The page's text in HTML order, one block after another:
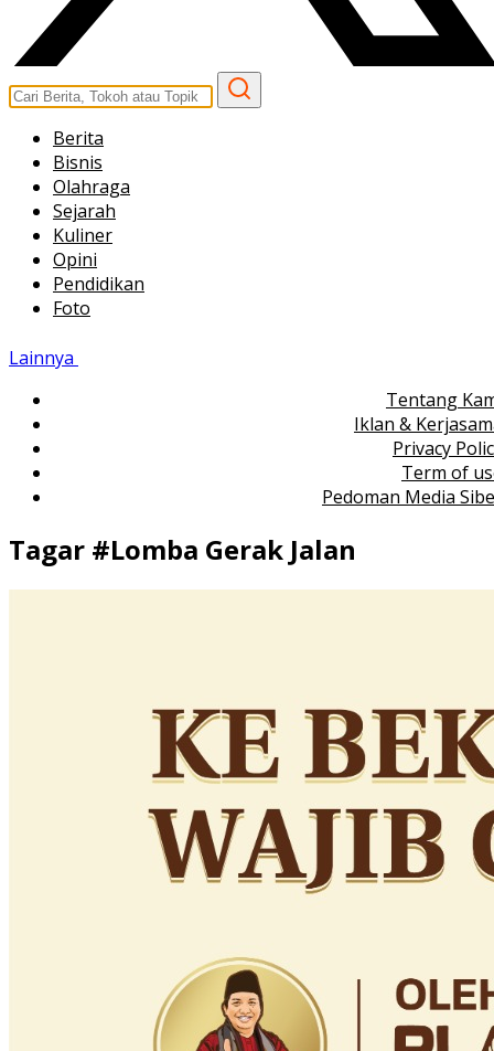
Berita
Bisnis
Olahraga
Sejarah
Kuliner
Opini
Pendidikan
Foto
Lainnya
Tentang
Iklan &
Privacy
Term of
Pedoman Media
Tagar #Lomba Gerak Jalan